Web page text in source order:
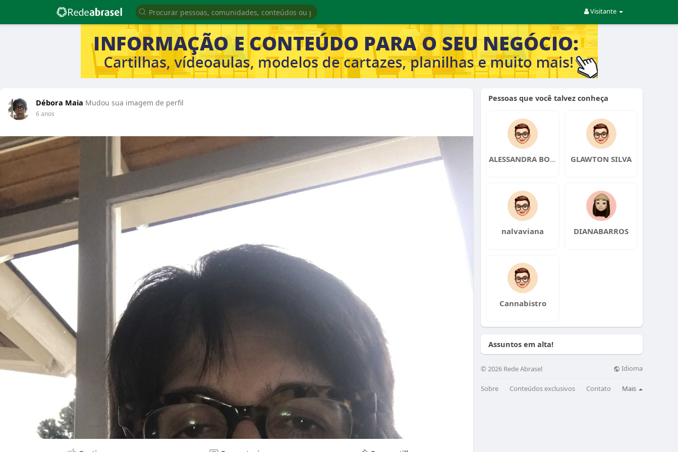
Visitante
Débora Maia Mudou sua imagem de perfil
6 anos
Pessoas que você talvez conheça
ALESSANDRA BONACINI CHERAIM SILVA GLAWTON SILVA
nalvaviana DIANABARROS
Cannabistro
Assuntos em alta!
© 2026 Rede Abrasel Idioma
Sobre Conteúdos exclusivos Contato Mais